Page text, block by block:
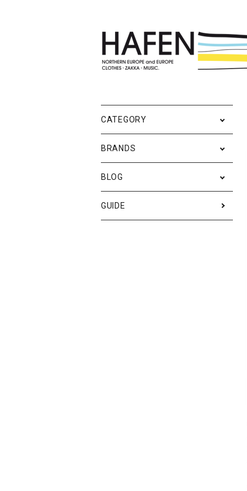
バッグ
メンズファッション
RESTOCK / 再入荷
Event
CATEGORY
BRANDS
BLOG
GUIDE